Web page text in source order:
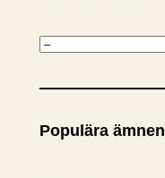
K
t
g
Populära ämnen